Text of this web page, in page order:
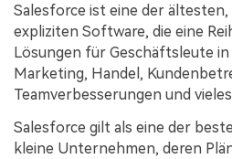
Salesforce ist eine der
expliziten Software, die eine
Lösungen für Geschäftsleute
Marketing, Handel,
Teamverbesserungen und
Salesforce gilt als eine der
kleine Unternehmen, deren